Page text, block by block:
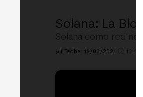
Solana: La
Fecha: 18/03/2026